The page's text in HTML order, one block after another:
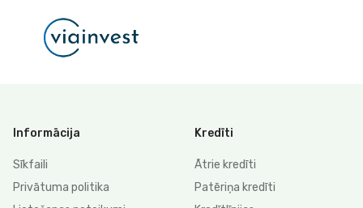
Informācija
Sīkfaili
Privātuma politika
Kredīti
Ātrie kredīti
Patēriņa kredīti